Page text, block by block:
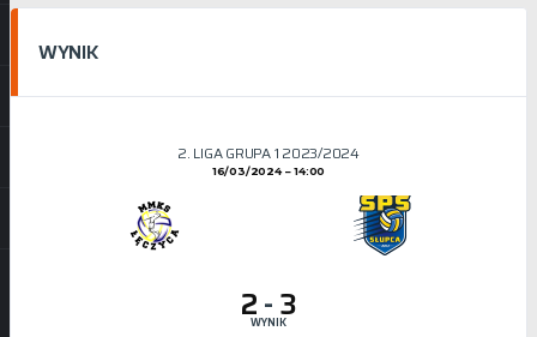
WYNIK
2. LIGA GRUPA 1 2023/2024
16/03/2024 14:00
2-3
WYNIK